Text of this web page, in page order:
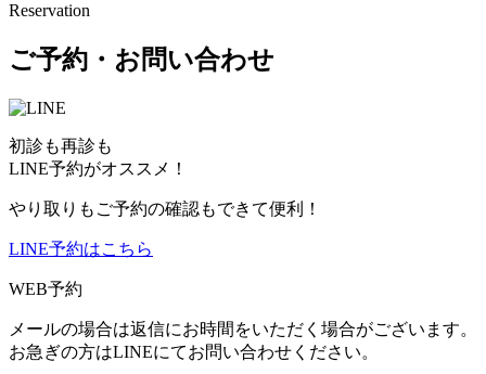
Reservation
ご予約・お問い合わせ
初診も再診も
LINE予約がオススメ！
やり取りもご予約の確認もできて便利！
LINE予約はこちら
WEB予約
メールの場合は返信にお時間をいただく場合がございます。
お急ぎの方はLINEにてお問い合わせください。